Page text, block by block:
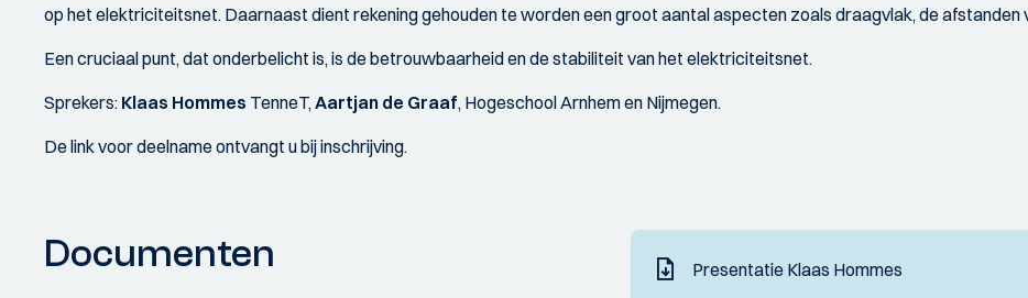
op het elektriciteitsnet. Daarnaast dient rekening gehouden te worden een groot aantal aspecten zoals draagvlak, de afstanden
Een cruciaal punt, dat onderbelicht is, is de betrouwbaarheid en de stabiliteit van het elektriciteitsnet.
Sprekers: Klaas Hommes TenneT,Aartjan de Graaf, Hogeschool Arnhem en Nijmegen.
De link voor deelname ontvangt u bij inschrijving.
Documenten Presentatie Klaas Hommes